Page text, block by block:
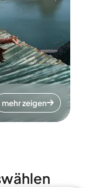
mehr zeigen